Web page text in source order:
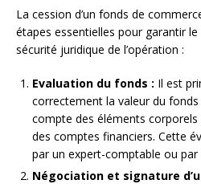
La cession d’un fonds de
étapes essentielles pour garantir
sécurité juridique de l’opération :
Evaluation du fonds : Il est
correctement la valeur du
compte des éléments
des comptes financiers. Cette
par un expert-comptable ou par
Négociation et signature